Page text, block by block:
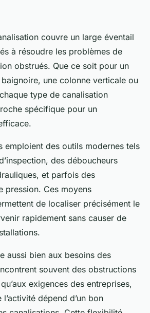
couvre un large éventail
à résoudre les problèmes de
obstrués. Que ce soit pour un
une colonne verticale ou
type de canalisation
spécifique pour un
emploient des outils modernes tels
des déboucheurs
et parfois des
pression. Ces moyens
de localiser précisément le
rapidement sans causer de
aussi bien aux besoins des
souvent des obstructions
exigences des entreprises,
dépend d’un bon